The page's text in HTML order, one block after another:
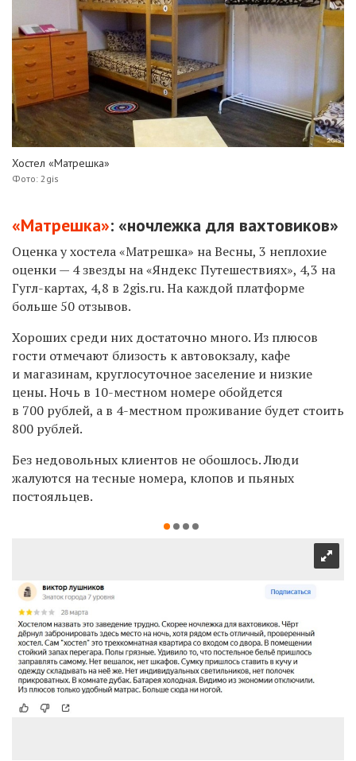
Хостел «Матрешка»
Фото: 2gis
«Матрешка»: «ночлежка для вахтовиков»
Оценка у хостела «Матрешка» на Весны, 3 неплохие
оценки — 4 звезды на «Яндекс Путешествиях», 4,3 на
Гугл-картах, 4,8 в 2gis.ru. На каждой платформе
больше 50 отзывов.
Хороших среди них достаточно много. Из плюсов
гости отмечают близость к автовокзалу, кафе
и магазинам, круглосуточное заселение и низкие
цены. Ночь в 10-местном номере обойдется
в 700 рублей, а в 4-местном проживание будет стоить
800 рублей.
Без недовольных клиентов не обошлось. Люди
жалуются на тесные номера, клопов и пьяных
постояльцев.